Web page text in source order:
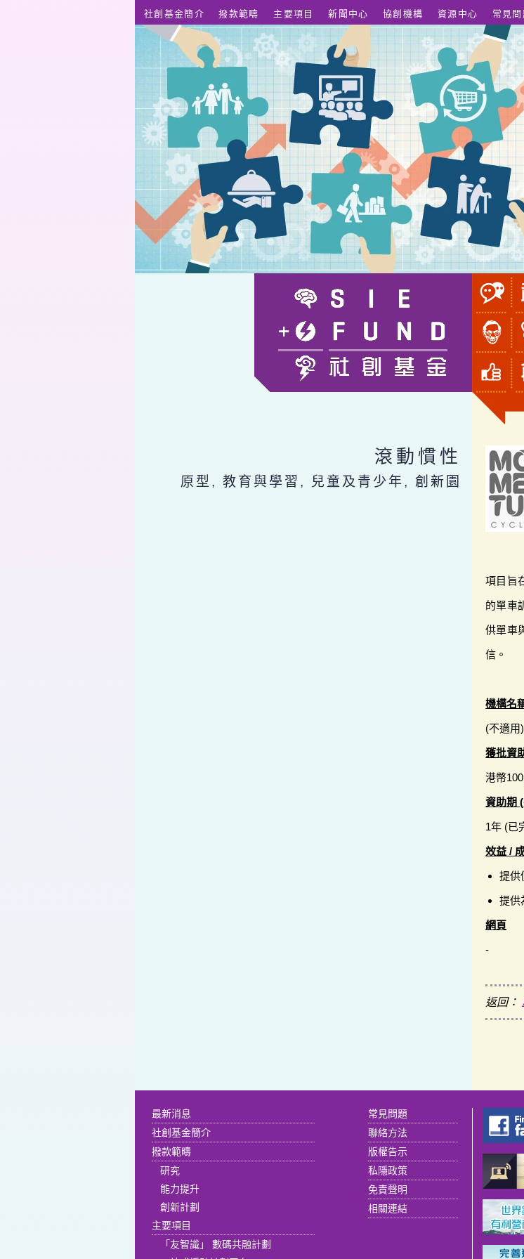
社創基金簡介 撥款範疇 主要項目 新聞中心 協創機構 資源中心 常見問
滾動慣性
原型, 教育與學習, 兒童及青少年, 創新園
項目旨
的單車
供單車
信。
機構名
(不適用)
獲批資
港幣
資助期
1年 (已
效益 /
提供
提供
網頁
-
返回：
最新消息
社創基金簡介
撥款範疇
研究
能力提升
創新計劃
主要項目
「友智識」 數碼共融計劃
常見問題
聯絡方法
版權告示
私隱政策
免責聲明
相關連結